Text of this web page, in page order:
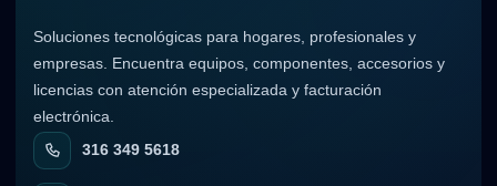
Soluciones tecnológicas para hogares, profesionales y
empresas. Encuentra equipos, componentes, accesorios y
licencias con atención especializada y facturación
electrónica.
316 349 5618